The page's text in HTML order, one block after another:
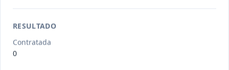
RESULTADO
Contratada
0